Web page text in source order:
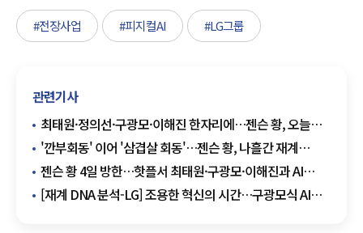
#전장사업 #피지컬AI #LG그룹
관련기사
최태원·정의선·구광모·이해진 한자리에…젠슨 황, 오늘
韓서 '삼쏘회동'
'깐부회동' 이어 '삼겹살 회동'…젠슨 황, 나흘간 재계
총수들과 만난다
젠슨 황 4일 방한…핫플서 최태원·구광모·이해진과 AI
동맹 확대 논의
[재계 DNA 분석-LG] 조용한 혁신의 시간…구광모식 AI